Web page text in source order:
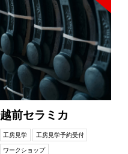
越前セラミカ
工房見学 工房見学予約受付
ワークショップ